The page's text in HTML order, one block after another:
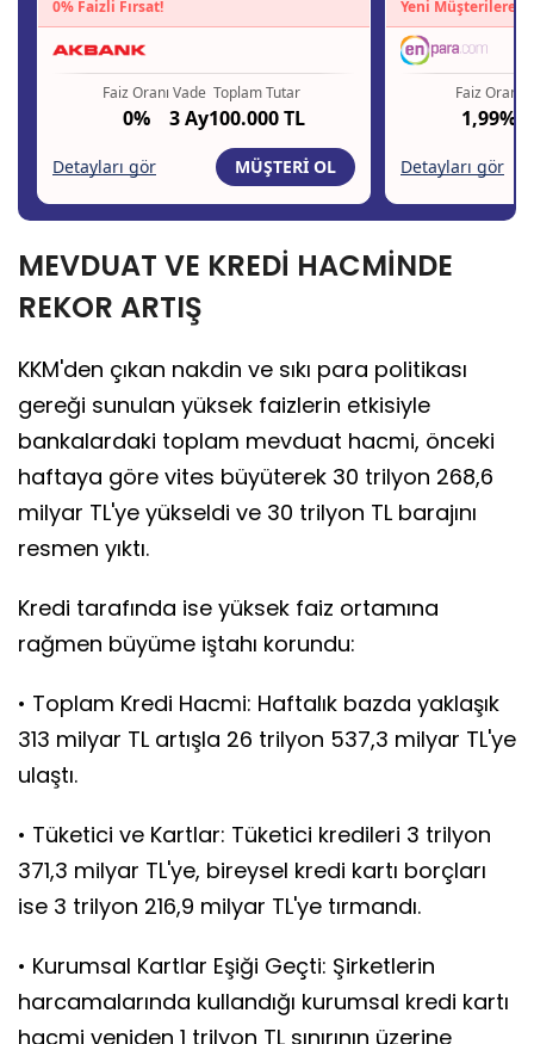
MEVDUAT VE KREDİ HACMİNDE
REKOR ARTIŞ
KKM'den çıkan nakdin ve sıkı para politikası
gereği sunulan yüksek faizlerin etkisiyle
bankalardaki toplam mevduat hacmi, önceki
haftaya göre vites büyüterek 30 trilyon 268,6
milyar TL'ye yükseldi ve 30 trilyon TL barajını
resmen yıktı.
Kredi tarafında ise yüksek faiz ortamına
rağmen büyüme iştahı korundu:
• Toplam Kredi Hacmi: Haftalık bazda yaklaşık
313 milyar TL artışla 26 trilyon 537,3 milyar TL'ye
ulaştı.
• Tüketici ve Kartlar: Tüketici kredileri 3 trilyon
371,3 milyar TL'ye, bireysel kredi kartı borçları
ise 3 trilyon 216,9 milyar TL'ye tırmandı.
• Kurumsal Kartlar Eşiği Geçti: Şirketlerin
harcamalarında kullandığı kurumsal kredi kartı
hacmi yeniden 1 trilyon TL sınırının üzerine